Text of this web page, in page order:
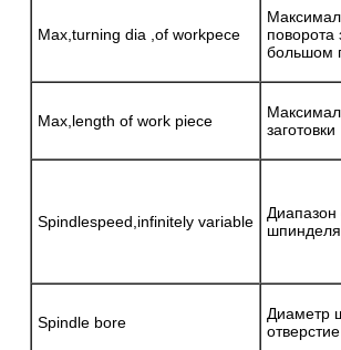
Max,turning dia ,of workpece
поворота
большом
Max,length of work piece
заготовки
Spindlespeed,infinitely variable
Диапазон
шпинделя
Spindle bore
Диаметр
отверстие